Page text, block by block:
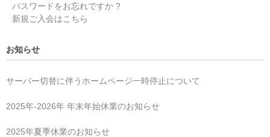
パスワードをお忘れですか ?
新規ご入会はこちら
お知らせ
サーバー切替に伴うホームページ一時停止について
2025年‐2026年 年末年始休業のお知らせ
2025年夏季休業のお知らせ